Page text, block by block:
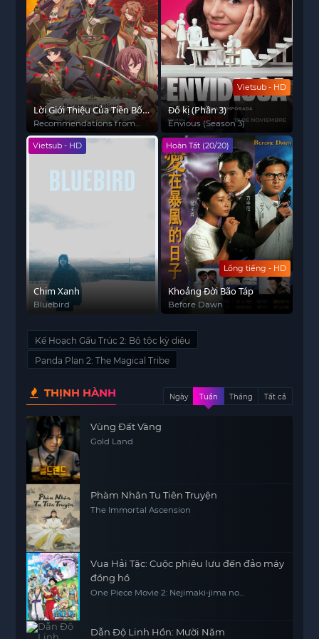
Lời Giới Thiệu Của Tiền Bối
Iwamoto
Recommendations from
Iwamoto-Senpai
Vietsub - HD
Đố kị (Phần 3)
Envious (Season 3)
Vietsub - HD
Chim Xanh
Bluebird
Lồng tiếng - HD
Hoàn Tất (20/20)
Khoảng Đời Bão Táp
Before Dawn
Kế Hoạch Gấu Trúc 2: Bộ tộc kỳ diệu
Panda Plan 2: The Magical Tribe
THỊNH HÀNH Ngày Tuần Tháng Tất cả
Vùng Đất Vàng
Gold Land
Phàm Nhân Tu Tiên Truyện
The Immortal Ascension
Vua Hải Tặc: Cuộc phiêu lưu đến đảo máy
đồng hồ
One Piece Movie 2: Nejimaki-jima no
Dẫn Độ Linh Hồn: Mười Năm